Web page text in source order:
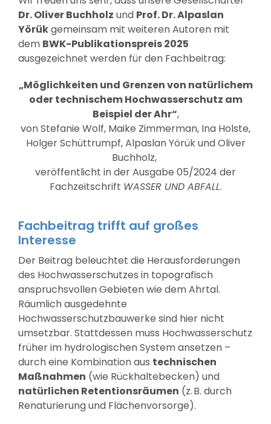
Dr. Oliver Buchholz und Prof. Dr. Alpaslan
Yörükgemeinsam mit weiteren Autoren mit
dem BWK-Publikationspreis 2025
ausgezeichnet werden für den Fachbeitrag:
„Möglichkeiten und Grenzen von natürlichem
oder technischem Hochwasserschutz am
Beispiel der Ahr“,
von Stefanie Wolf, Maike Zimmerman, Ina Holste,
Holger Schüttrumpf, Alpaslan Yörük und Oliver
Buchholz,
veröffentlicht in der Ausgabe 05/2024 der
Fachzeitschrift WASSER UND ABFALL.
Fachbeitrag trifft auf großes
Interesse
Der Beitrag beleuchtet die Herausforderungen
des Hochwasserschutzes in topografisch
anspruchsvollen Gebieten wie dem Ahrtal.
Räumlich ausgedehnte
Hochwasserschutzbauwerke sind hier nicht
umsetzbar. Stattdessen muss Hochwasserschutz
früher im hydrologischen System ansetzen –
durch eine Kombination aus technischen
Maßnahmen (wie Rückhaltebecken) und
natürlichen Retentionsräumen (z. B. durch
Renaturierung und Flächenvorsorge).